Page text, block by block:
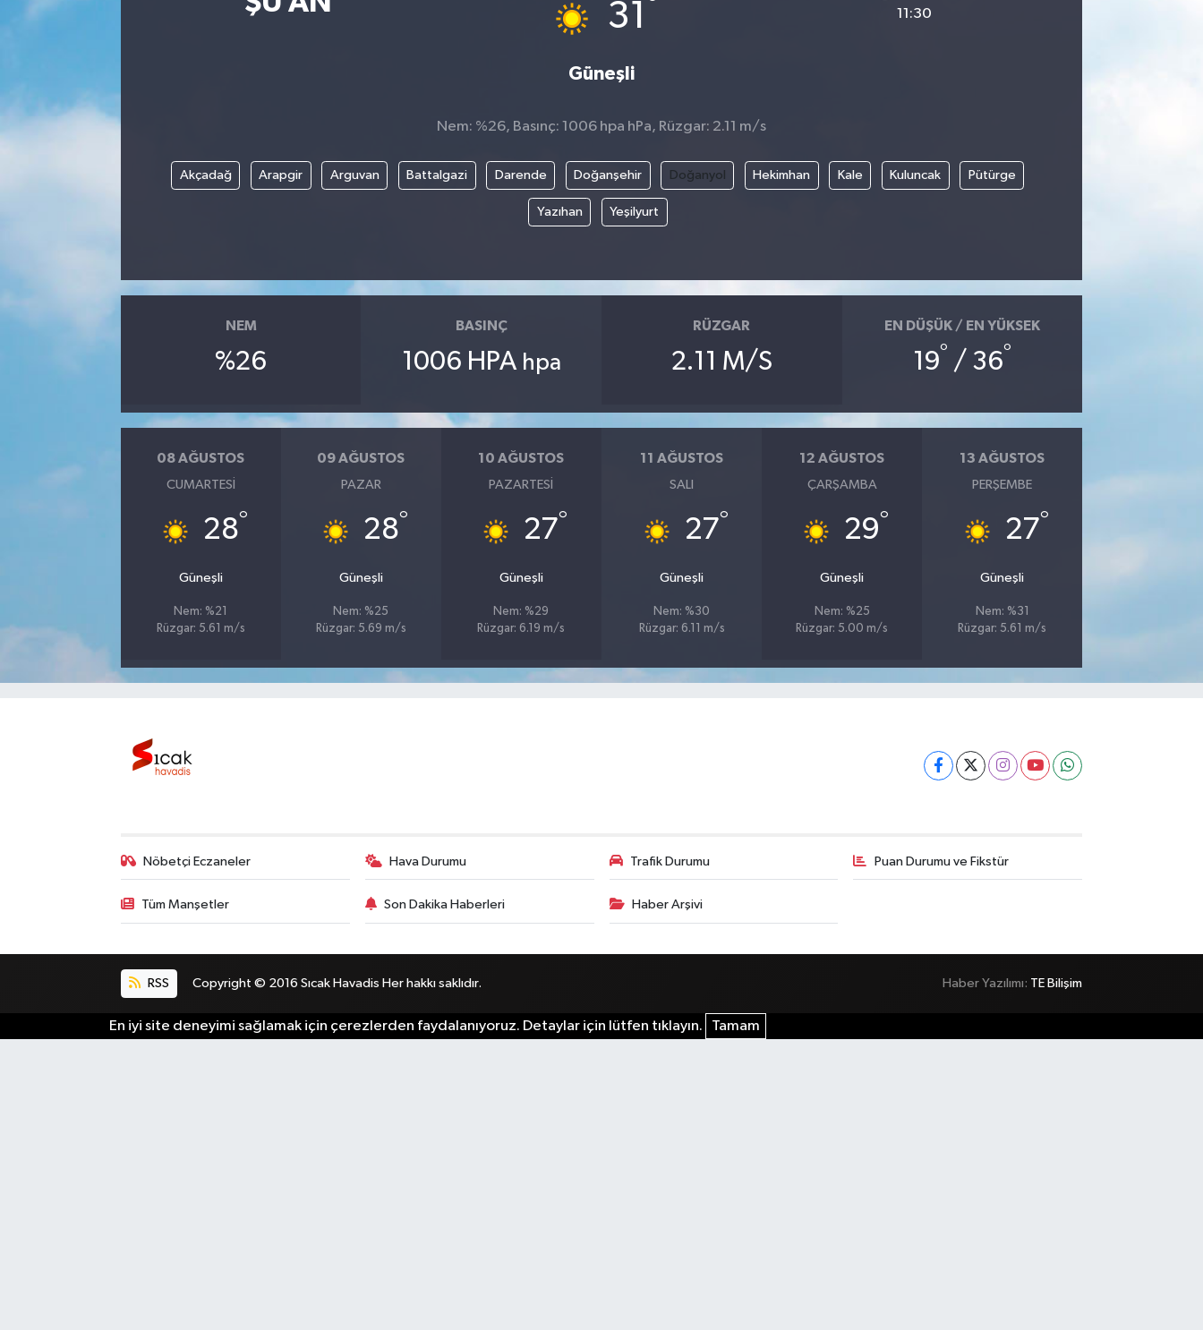
31
Güneşli
11:30
Nem: %26, Basınç: 1006 hpa hPa, Rüzgar: 2.11 m/s
Akçadağ Arapgir Arguvan Battalgazi Darende Doğanşehir Doğanyol Hekimhan Kale Kuluncak Pütürge
Yazıhan Yeşilyurt
NEM
%26
BASINÇ
1006 HPA hpa
RÜZGAR
2.11 M/S
EN DÜŞÜK / EN YÜKSEK
19° / 36°
08 AĞUSTOS
CUMARTESI
28°
Güneşli
Nem: %21
Rüzgar: 5.61 m/s
09 AĞUSTOS
PAZAR
28°
Güneşli
Nem: %25
Rüzgar: 5.69 m/s
10 AĞUSTOS
PAZARTESI
27°
Güneşli
Nem: %29
Rüzgar: 6.19 m/s
11 AĞUSTOS
SALI
27°
Güneşli
Nem: %30
Rüzgar: 6.11 m/s
12 AĞUSTOS
ÇARŞAMBA
29°
Güneşli
Nem: %25
Rüzgar: 5.00 m/s
13 AĞUSTOS
PERŞEMBE
27°
Güneşli
Nem: %31
Rüzgar: 5.61 m/s
Nöbetçi Eczaneler Hava Durumu Trafik Durumu Puan Durumu ve Fikstür
Tüm Manşetler Son Dakika Haberleri Haber Arşivi
RSS Copyright © 2016 Sıcak Havadis Her hakkı saklıdır. Haber Yazılımı: TE Bilişim
En iyi site deneyimi sağlamak için çerezlerden faydalanıyoruz. Detaylar için lütfen tıklayın. Tamam
Dünya